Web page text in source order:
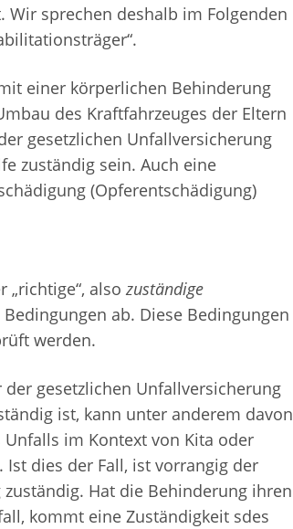
Wir sprechen deshalb im Folgenden
einer körperlichen Behinderung
des Kraftfahrzeuges der Eltern
gesetzlichen Unfallversicherung
zuständig sein. Auch eine
(Opferentschädigung)
„richtige“, alsozuständige
ab. Diese Bedingungen
werden.
gesetzlichen Unfallversicherung
ist, kann unter anderem davon
im Kontext von Kita oder
dies der Fall, ist vorrangig der
Hat die Behinderung ihren
kommt eine Zuständigkeit sdes